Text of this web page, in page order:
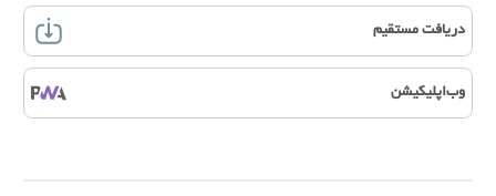
دریافت مستقیم
وب‌اپلیکیشن